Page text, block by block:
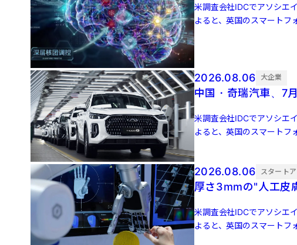
米調査会社IDCでアソシエ
よると、英国のスマートフ
増 […]
2026.08.06 大企業
中国・奇瑞汽車、7
米調査会社IDCでアソシエ
よると、英国のスマートフ
2026.08.06 スタート
厚さ3mmの"人工皮
米調査会社IDCでアソシエ
よると、英国のスマートフ